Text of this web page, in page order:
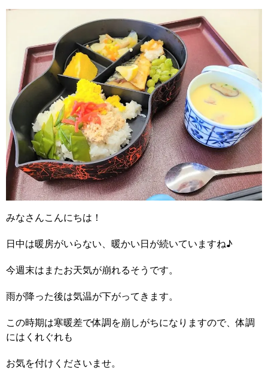
みなさんこんにちは！
日中は暖房がいらない、暖かい日が続いていますね♪
今週末はまたお天気が崩れるそうです。
雨が降った後は気温が下がってきます。
この時期は寒暖差で体調を崩しがちになりますので、体調
にはくれぐれも
お気を付けくださいませ。